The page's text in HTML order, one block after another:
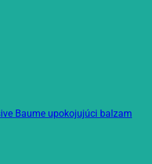
Baume upokojujúci balzam